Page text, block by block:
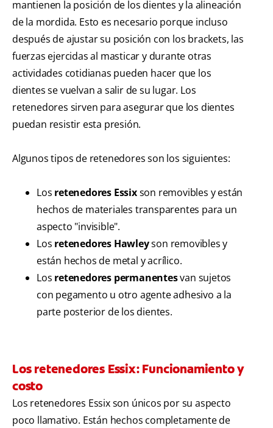
mantienen la posición de los dientes y la alineación
de la mordida. Esto es necesario porque incluso
después de ajustar su posición con los brackets, las
fuerzas ejercidas al masticar y durante otras
actividades cotidianas pueden hacer que los
dientes se vuelvan a salir de su lugar. Los
retenedores sirven para asegurar que los dientes
puedan resistir esta presión.
Algunos tipos de retenedores son los siguientes:
Los retenedores Essixson removibles y están
hechos de materiales transparentes para un
aspecto "invisible".
Los retenedores Hawleyson removibles y
están hechos de metal y acrílico.
Los retenedores permanentesvan sujetos
con pegamento u otro agente adhesivo a la
parte posterior de los dientes.
Los retenedores Essix: Funcionamiento y
costo
Los retenedores Essix son únicos por su aspecto
poco llamativo. Están hechos completamente de